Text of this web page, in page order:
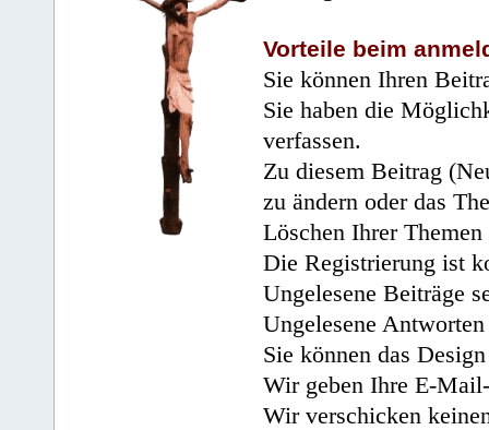
Vorteile beim
Sie können Ihren
Sie haben die
verfassen.
Zu diesem Beitrag
zu ändern oder das
Löschen Ihrer
Die Registrierung ist
Ungelesene Beiträge
Ungelesene
Sie können das
Wir geben Ihre E-
Wir verschicken